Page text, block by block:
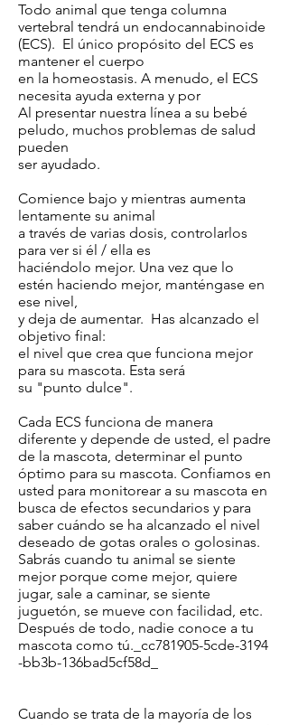
Todo animal que tenga columna
vertebral tendrá un endocannabinoide
(ECS). El único propósito del ECS es
mantener el cuerpo
en la homeostasis. A menudo, el ECS
necesita ayuda externa y por
Al presentar nuestra línea a su bebé
peludo, muchos problemas de salud
pueden
ser ayudado.
Comience bajo y mientras aumenta
lentamente su animal
a través de varias dosis, controlarlos
para ver si él / ella es
haciéndolo mejor. Una vez que lo
estén haciendo mejor, manténgase en
ese nivel,
y deja de aumentar. Has alcanzado el
objetivo final:
el nivel que crea que funciona mejor
para su mascota. Esta será
su "punto dulce".
Cada ECS funciona de manera
diferente y depende de usted, el padre
de la mascota, determinar el punto
óptimo para su mascota. Confiamos en
usted para monitorear a su mascota en
busca de efectos secundarios y para
saber cuándo se ha alcanzado el nivel
deseado de gotas orales o golosinas.
Sabrás cuando tu animal se siente
mejor porque come mejor, quiere
jugar, sale a caminar, se siente
juguetón, se mueve con facilidad, etc.
Después de todo, nadie conoce a tu
mascota como tú._cc781905-5cde-3194
-bb3b-136bad5cf58d_
Cuando se trata de la mayoría de los